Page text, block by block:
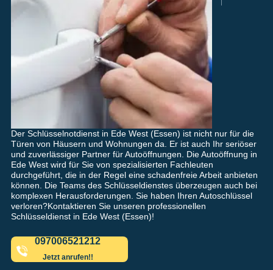
Der Schlüsselnotdienst in Ede West (Essen) ist nicht nur für die
Türen von Häusern und Wohnungen da. Er ist auch Ihr seriöser
und zuverlässiger Partner für Autoöffnungen. Die Autoöffnung in
Ede West wird für Sie von spezialisierten Fachleuten
durchgeführt, die in der Regel eine schadenfreie Arbeit anbieten
können. Die Teams des Schlüsseldienstes überzeugen auch bei
komplexen Herausforderungen. Sie haben Ihren Autoschlüssel
verloren?Kontaktieren Sie unseren professionellen
Schlüsseldienst in Ede West (Essen)!
097006521212
Jetzt anrufen!!